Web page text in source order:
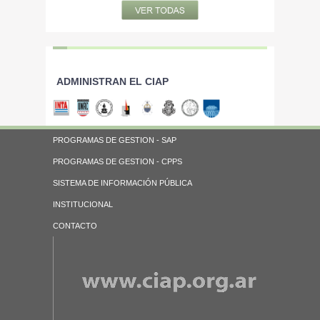
ADMINISTRAN EL CIAP
PROGRAMAS DE GESTION - SAP
PROGRAMAS DE GESTION - CPPS
SISTEMA DE INFORMACIÓN PÚBLICA
INSTITUCIONAL
CONTACTO